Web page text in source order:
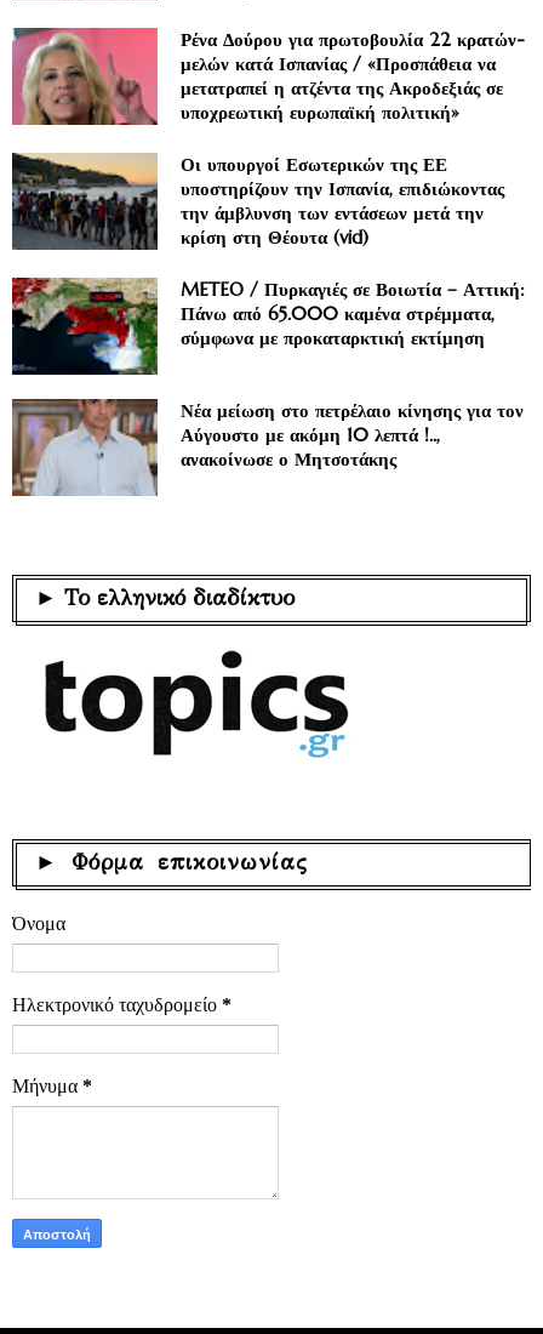
Ρένα Δούρου για πρωτοβουλία 22 κρατών-
μελών κατά Ισπανίας / «Προσπάθεια να
μετατραπεί η ατζέντα της Ακροδεξιάς σε
υποχρεωτική ευρωπαϊκή πολιτική»
Οι υπουργοί Εσωτερικών της ΕΕ
υποστηρίζουν την Ισπανία, επιδιώκοντας
την άμβλυνση των εντάσεων μετά την
κρίση στη Θέουτα (vid)
METEO / Πυρκαγιές σε Βοιωτία – Αττική:
Πάνω από 65.000 καμένα στρέμματα,
σύμφωνα με προκαταρκτική εκτίμηση
Νέα μείωση στο πετρέλαιο κίνησης για τον
Αύγουστο με ακόμη 10 λεπτά !..,
ανακοίνωσε ο Μητσοτάκης
► Το ελληνικό διαδίκτυο
► Φόρμα επικοινωνίας
Όνομα
Ηλεκτρονικό ταχυδρομείο *
Μήνυμα *